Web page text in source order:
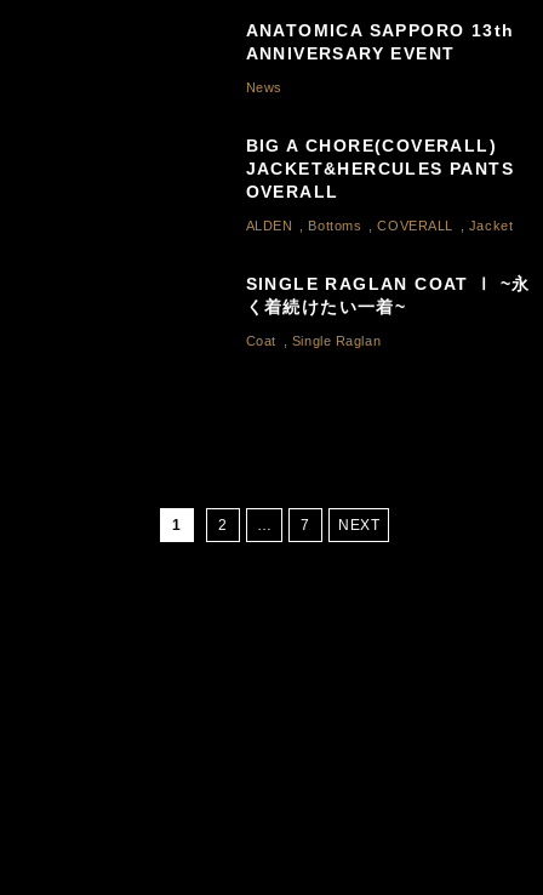
ANATOMICA SAPPORO 13th
ANNIVERSARY EVENT
News
BIG A CHORE(COVERALL)
JACKET&HERCULES PANTS
OVERALL
ALDEN , Bottoms ,COVERALL , Jacket
SINGLE RAGLAN COAT Ⅰ ~永
く着続けたい一着~
Coat , Single Raglan
1 2 … 7 NEXT